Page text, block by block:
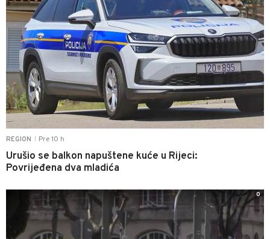
REGION Pre 10 h
Urušio se balkon napuštene kuće u Rijeci:
Povrijeđena dva mladića
0